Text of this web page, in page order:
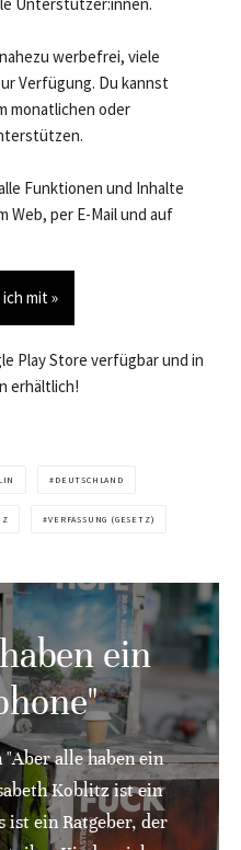
werbefrei, viele
Verfügung. Du kannst
monatlichen oder
Funktionen und Inhalte
Web, per E-Mail und auf
mit »
Play Store verfügbar und in
erhältlich!
DEUTSCHLAND
VERFASSUNG (GESETZ)
ein
"Aber alle haben ein
Koblitz ist ein
ist ein Ratgeber, der